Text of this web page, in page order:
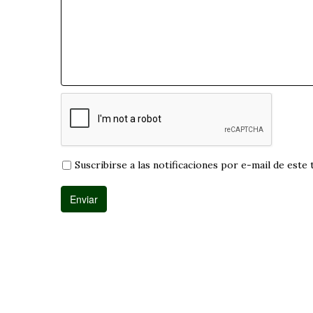
Suscribirse a las notificaciones por e-mail de este